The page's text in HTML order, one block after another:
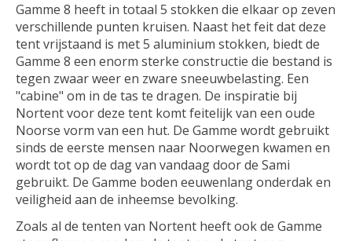
Gamme 8 heeft in totaal 5 stokken die elkaar op zeven
verschillende punten kruisen. Naast het feit dat deze
tent vrijstaand is met 5 aluminium stokken, biedt de
Gamme 8 een enorm sterke constructie die bestand is
tegen zwaar weer en zware sneeuwbelasting. Een
"cabine" om in de tas te dragen. De inspiratie bij
Nortent voor deze tent komt feitelijk van een oude
Noorse vorm van een hut. De Gamme wordt gebruikt
sinds de eerste mensen naar Noorwegen kwamen en
wordt tot op de dag van vandaag door de Sami
gebruikt. De Gamme boden eeuwenlang onderdak en
veiligheid aan de inheemse bevolking.
Zoals al de tenten van Nortent heeft ook de Gamme